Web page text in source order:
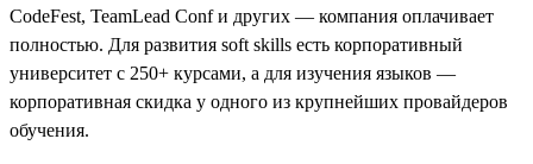
CodeFest, TeamLead Conf и других — компания оплачивает
полностью. Для развития soft skills есть корпоративный
университет с 250+ курсами, а для изучения языков —
корпоративная скидка у одного из крупнейших провайдеров
обучения.